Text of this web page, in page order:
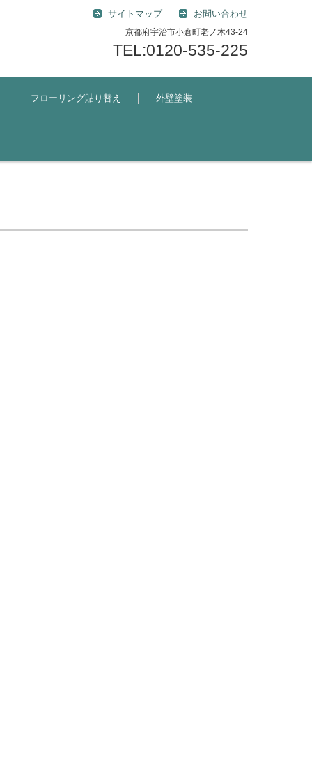
サイトマップ お問い合わせ
京都府宇治市小倉町老ノ木43-24
TEL:0120-535-225
フローリング貼り替え 外壁塗装